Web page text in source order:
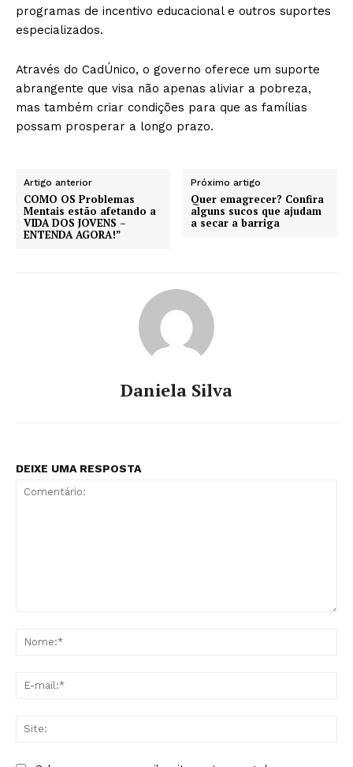
programas de incentivo educacional e outros suportes
especializados.
Através do CadÚnico, o governo oferece um suporte
abrangente que visa não apenas aliviar a pobreza,
mas também criar condições para que as famílias
possam prosperar a longo prazo.
Artigo anterior
COMO OS Problemas
Mentais estão afetando a
VIDA DOS JOVENS –
ENTENDA AGORA!”
Próximo artigo
Quer emagrecer? Confira
alguns sucos que ajudam
a secar a barriga
Daniela Silva
DEIXE UMA RESPOSTA